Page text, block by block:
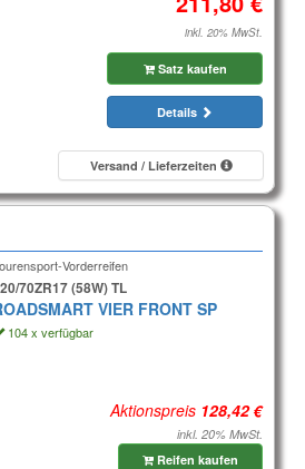
inkl. 20% MwSt.
Satz kaufen
Details
Versand / Lieferzeiten
Vorderreifen
70ZR17 (58W) TL
VIER FRONT SP
104 x verfügbar
Aktionspreis
inkl. 20% MwSt.
Reifen kaufen